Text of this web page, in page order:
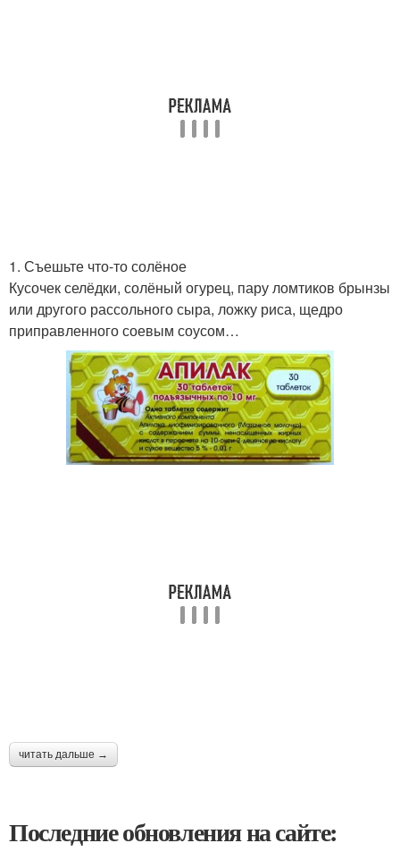
1. Съешьте что-то солёное
Кусочек селёдки, солёный огурец, пару ломтиков брынзы
или другого рассольного сыра, ложку риса, щедро
приправленного соевым соусом…
читать дальше →
Последние обновления на сайте: